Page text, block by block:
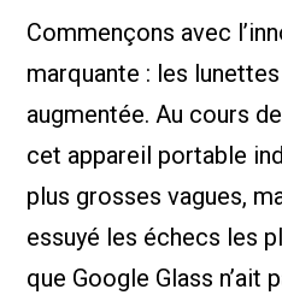
Commençons avec
marquante : les
augmentée. Au cours
cet appareil portable
plus grosses vagues,
essuyé les échecs les
que Google Glass n’ait